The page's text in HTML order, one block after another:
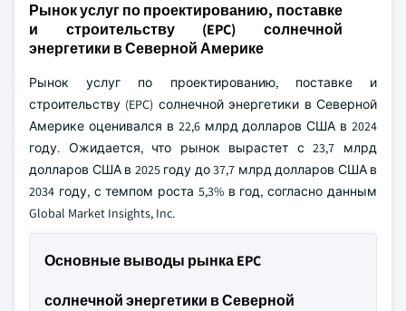
Рынок услуг по проектированию, поставке
и строительству (EPC) солнечной
энергетики в Северной Америке
Рынок услуг по проектированию, поставке и
строительству (EPC) солнечной энергетики в Северной
Америке оценивался в 22,6 млрд долларов США в 2024
году. Ожидается, что рынок вырастет с 23,7 млрд
долларов США в 2025 году до 37,7 млрд долларов США в
2034 году, с темпом роста 5,3% в год, согласно данным
Global Market Insights, Inc.
Основные выводы рынка EPC
солнечной энергетики в Северной